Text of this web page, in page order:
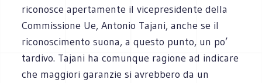
riconosce apertamente il vicepresidente della
Commissione Ue, Antonio Tajani, anche se il
riconoscimento suona, a questo punto, un po’
tardivo. Tajani ha comunque ragione ad indicare
che maggiori garanzie si avrebbero da un